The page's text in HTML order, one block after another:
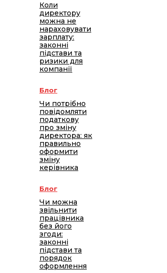
Коли
директору
можна не
нараховувати
зарплату:
законні
підстави та
ризики для
компанії
Блог
Чи потрібно
повідомляти
податкову
про зміну
директора: як
правильно
оформити
зміну
керівника
Блог
Чи можна
звільнити
працівника
без його
згоди:
законні
підстави та
порядок
оформлення